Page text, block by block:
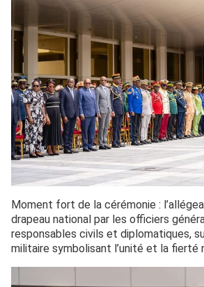
Moment fort de la cérémonie :
drapeau national par les officiers
responsables civils et diplomatiques,
militaire symbolisant l’unité et la fierté